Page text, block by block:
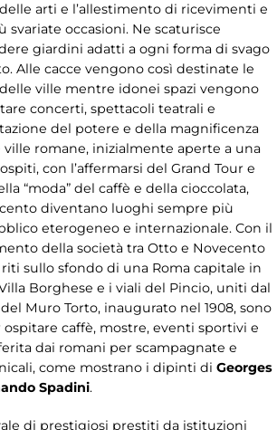
arti e l’allestimento di ricevimenti e
occasioni. Ne scaturisce
giardini adatti a ogni forma di svago
Alle cacce vengono così destinate le
ville mentre idonei spazi vengono
concerti, spettacoli teatrali e
del potere e della magnificenza
romane, inizialmente aperte a una
con l’affermarsi del Grand Tour e
“moda” del caffè e della cioccolata,
diventano luoghi sempre più
eterogeneo e internazionale. Con il
della società tra Otto e Novecento
sullo sfondo di una Roma capitale in
Borghese e i viali del Pincio, uniti dal
Muro Torto, inaugurato nel 1908, sono
caffè, mostre, eventi sportivi e
dai romani per scampagnate e
come mostrano i dipinti di Georges
Spadini.
di prestigiosi prestiti da istituzioni